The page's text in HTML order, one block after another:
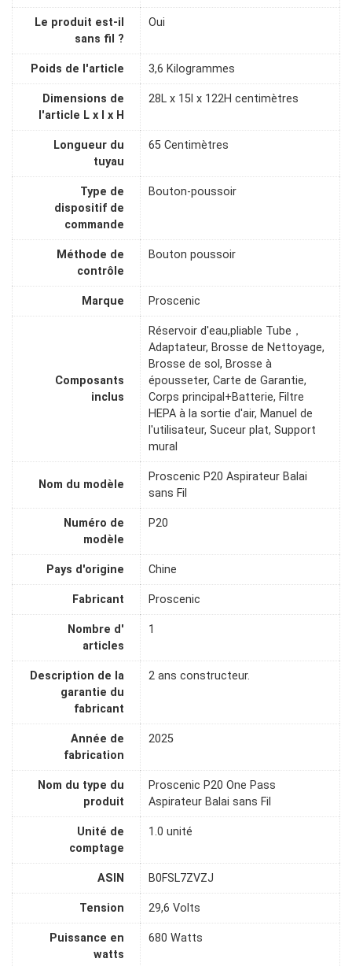
Le produit est-il
sans fil ?
Oui
Poids de l'article 3,6 Kilogrammes
Dimensions de
l'article L x l x H
28L x 15l x 122H centimètres
Longueur du
tuyau
65 Centimètres
Type de
dispositif de
commande
Bouton-poussoir
Méthode de
contrôle
Bouton poussoir
Marque Proscenic
Composants
inclus
Réservoir d'eau,pliable Tube，
Adaptateur, Brosse de Nettoyage,
Brosse de sol, Brosse à
épousseter, Carte de Garantie,
Corps principal+Batterie, Filtre
HEPA à la sortie d'air, Manuel de
l'utilisateur, Suceur plat, Support
mural
Nom du modèle
Proscenic P20 Aspirateur Balai
sans Fil
Numéro de
modèle
P20
Pays d'origine Chine
Fabricant Proscenic
Nombre d'
articles
1
Description de la
garantie du
fabricant
2 ans constructeur.
Année de
fabrication
2025
Nom du type du
produit
Proscenic P20 One Pass
Aspirateur Balai sans Fil
Unité de
comptage
1.0 unité
ASIN B0FSL7ZVZJ
Tension 29,6 Volts
Puissance en
watts
680 Watts